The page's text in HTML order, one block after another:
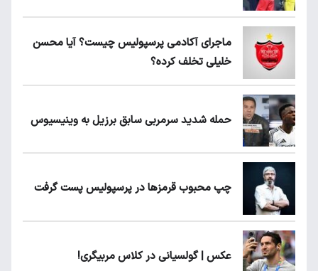
ماجرای آکادمی پرسپولیس چیست؟ آیا محسن
خلیلی تخلف کرده؟
حمله شدید سرمربی سابق برزیل به وینیسیوس
چپ محبوب قرمزها در پرسپولیس پست گرفت
عکس | گولسیانی در کلاس مربیگری!